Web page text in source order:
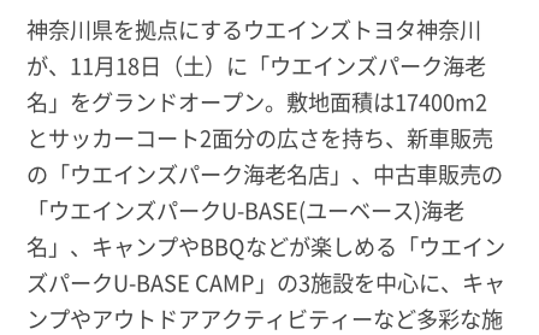
神奈川県を拠点にするウエインズトヨタ神奈川
が、11月18日（土）に「ウエインズパーク海老
名」をグランドオープン。敷地面積は17400m2
とサッカーコート2面分の広さを持ち、新車販売
の「ウエインズパーク海老名店」、中古車販売の
「ウエインズパークU-BASE(ユーベース)海老
名」、キャンプやBBQなどが楽しめる「ウエイン
ズパークU-BASE CAMP」の3施設を中心に、キャ
ンプやアウトドアアクティビティーなど多彩な施